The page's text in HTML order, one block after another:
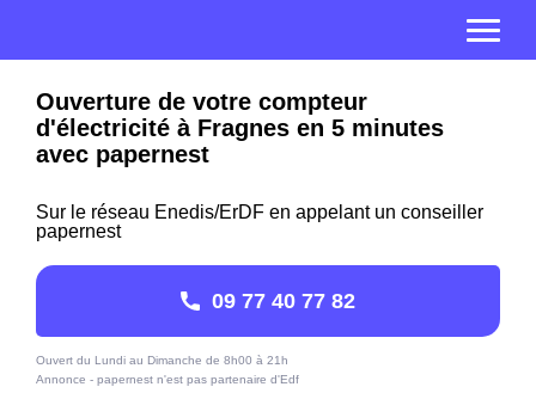
Ouverture de votre compteur
d'électricité à Fragnes en 5 minutes
avec papernest
Sur le réseau Enedis/ErDF en appelant un conseiller
papernest
09 77 40 77 82
Ouvert du Lundi au Dimanche de 8h00 à 21h
Annonce - papernest n'est pas partenaire d'Edf